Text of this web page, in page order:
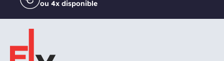
ou 4x disponible